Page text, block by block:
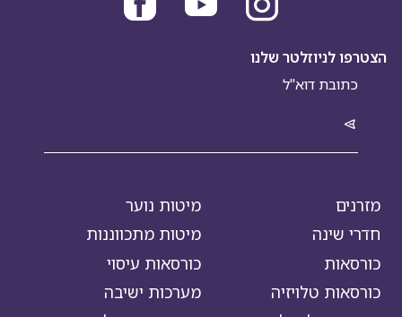
הצטרפו לניוזלטר שלנו
מזרנים
מיטות נוער
חדרי שינה
מיטות מתכווננות
כורסאות
כורסאות עיסוי
כורסאות טלויזיה
מערכות ישיבה